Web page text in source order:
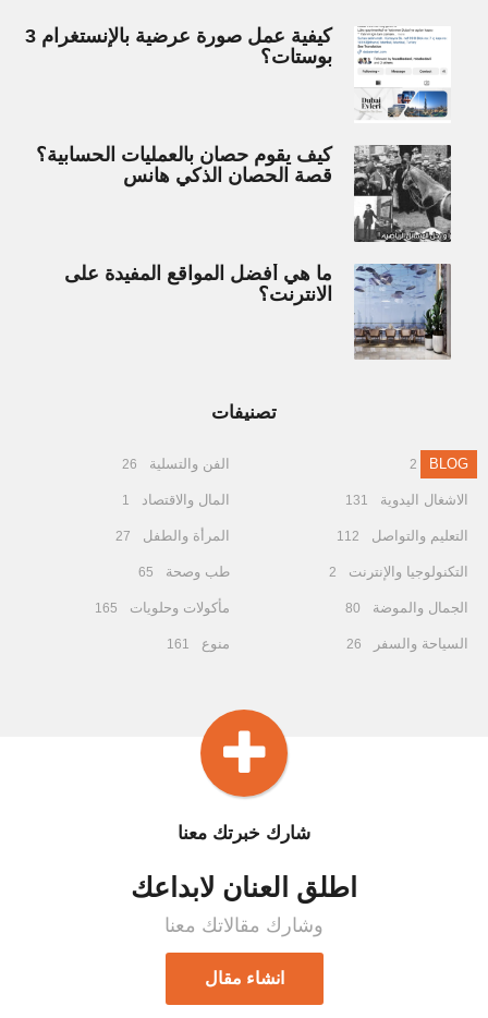
كيفية عمل صورة عرضية بالإنستغرام 3
بوستات؟
كيف يقوم حصان بالعمليات الحسابية؟
قصة الحصان الذكي هانس
ما هي أفضل المواقع المفيدة على
الانترنت؟
تصنيفات
BLOG
2
الاشغال اليدوية 131
التعليم والتواصل 112
التكنولوجيا والإنترنت 2
الجمال والموضة 80
السياحة والسفر 26
الفن والتسلية 26
المال والاقتصاد 1
المرأة والطفل 27
طب وصحة 65
مأكولات وحلويات 165
منوع 161
شارك خبرتك معنا
اطلق العنان لابداعك
وشارك مقالاتك معنا
انشاء مقال